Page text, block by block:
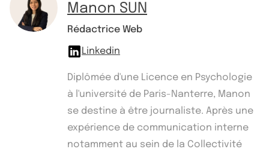
Manon SUN
Rédactrice Web
Linkedin
Diplômée d'une Licence en Psychologie
à l'université de Paris-Nanterre, Manon
se destine à être journaliste. Après une
expérience de communication interne
notamment au sein de la Collectivité